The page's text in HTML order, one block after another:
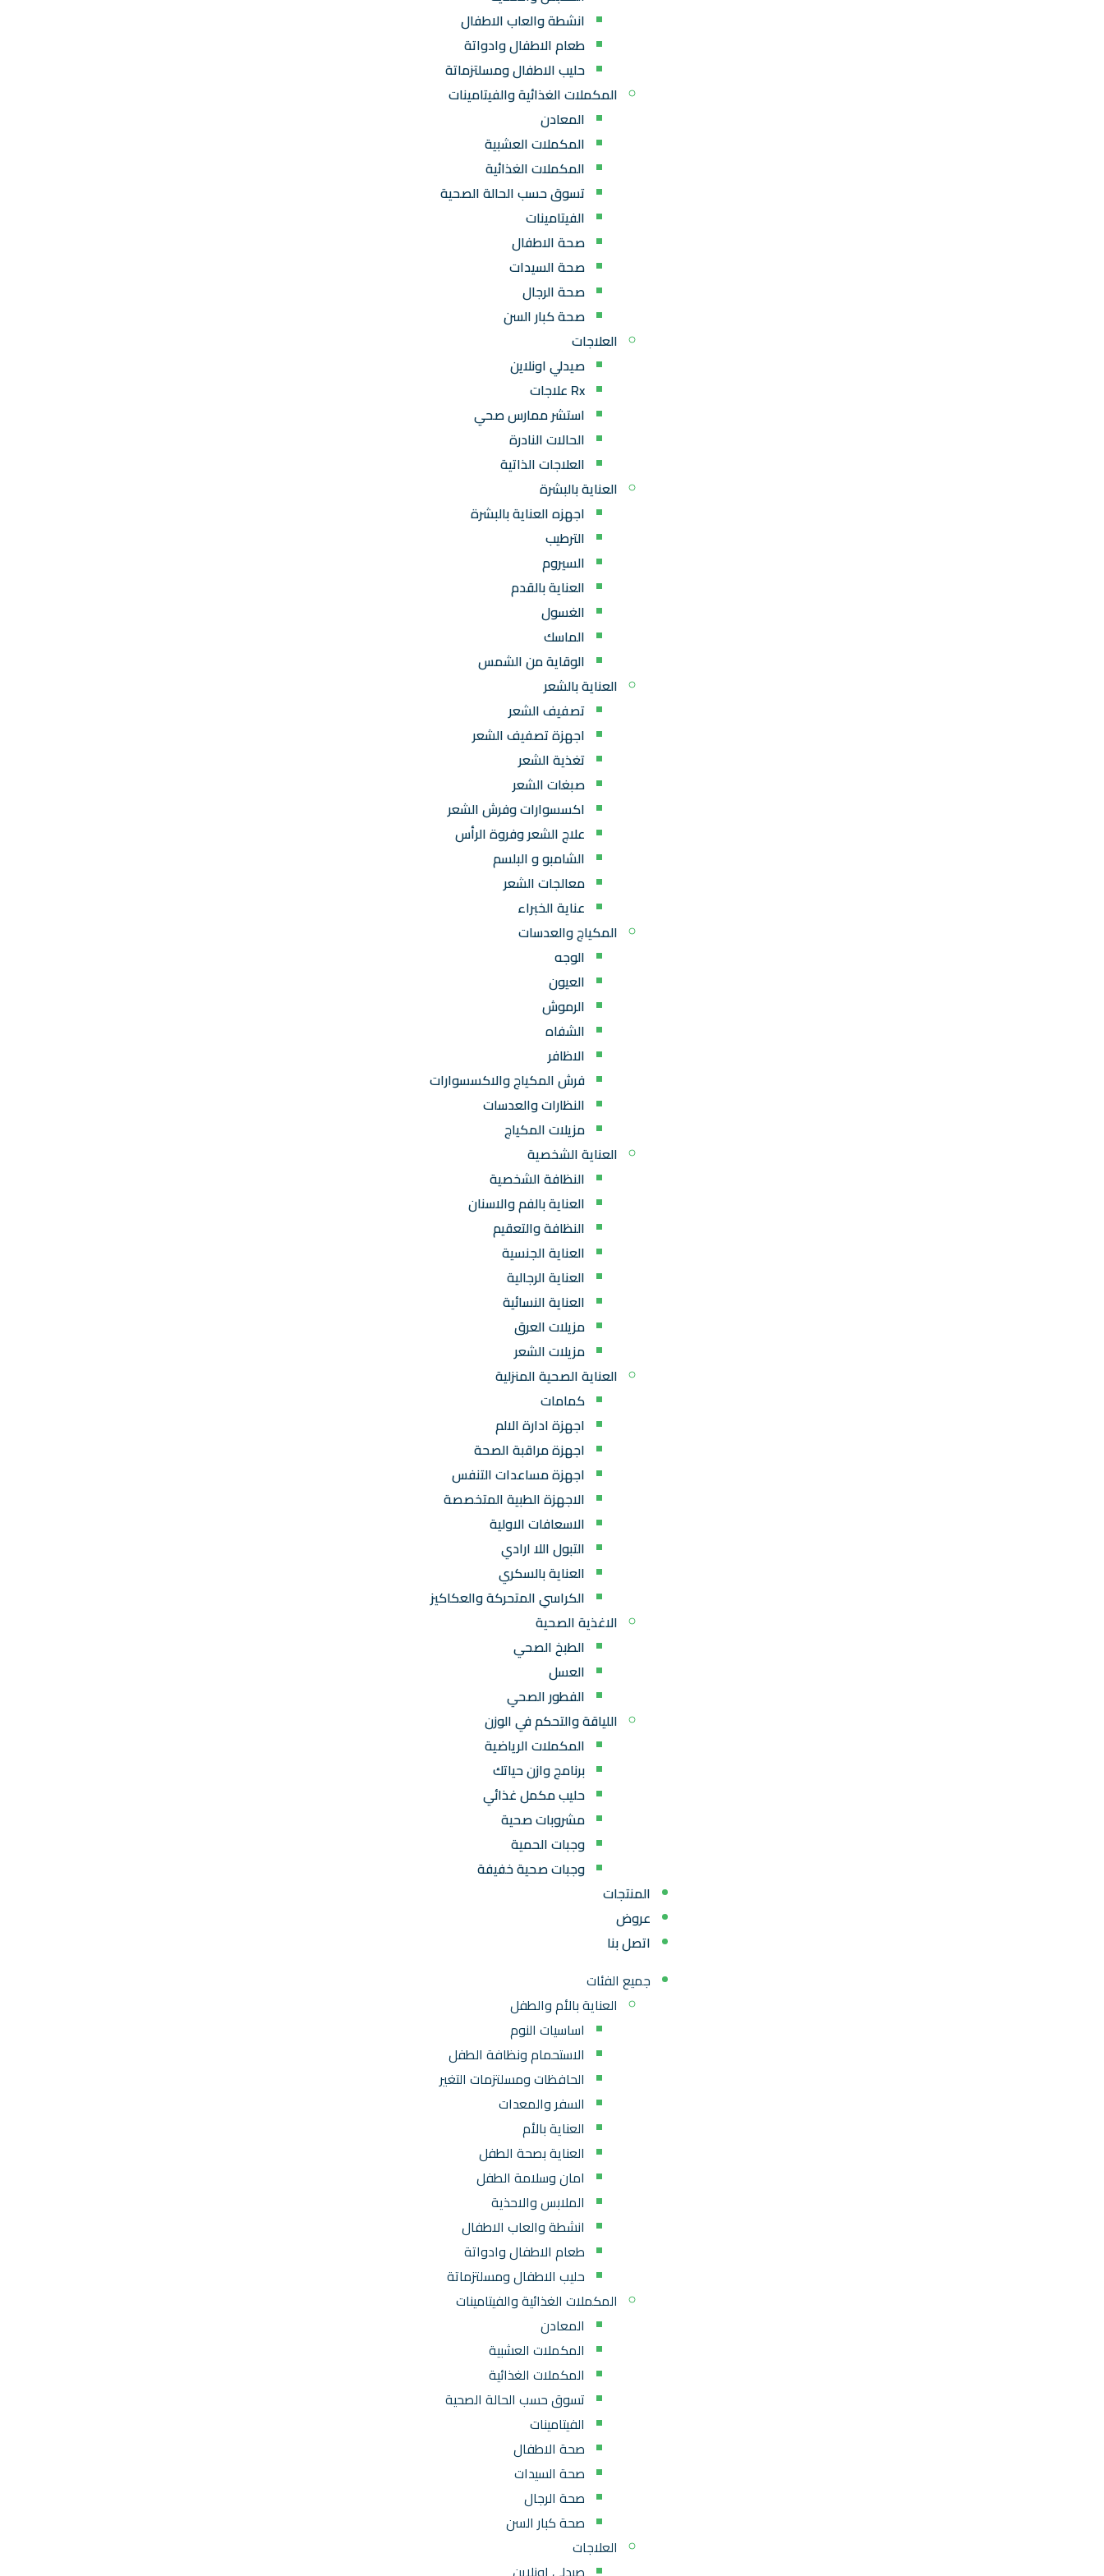
انشطة والعاب الاطفال
طعام الاطفال وادواتة
حليب الاطفال ومسلتزماتة
المكملات الغذائية والفيتامينات
المعادن
المكملات العشبية
المكملات الغذائية
تسوق حسب الحالة الصحية
الفيتامينات
صحة الاطفال
صحة السيدات
صحة الرجال
صحة كبار السن
العلاجات
صيدلي اونلاين
Rx علاجات
استشر ممارس صحي
الحالات النادرة
العلاجات الذاتية
العناية بالبشرة
اجهزه العناية بالبشرة
الترطيب
السيروم
العناية بالقدم
الغسول
الماسك
الوقاية من الشمس
العناية بالشعر
تصفيف الشعر
اجهزة تصفيف الشعر
تغذية الشعر
صبغات الشعر
اكسسوارات وفرش الشعر
علاج الشعر وفروة الرأس
الشامبو و البلسم
معالجات الشعر
عناية الخبراء
المكياج والعدسات
الوجه
العيون
الرموش
الشفاه
الاظافر
فرش المكياج والاكسسوارات
النظارات والعدسات
مزيلات المكياج
العناية الشخصية
النظافة الشخصية
العناية بالفم والاسنان
النظافة والتعقيم
العناية الجنسية
العناية الرجالية
العناية النسائية
مزيلات العرق
مزيلات الشعر
العناية الصحية المنزلية
كمامات
اجهزة ادارة الالم
اجهزة مراقبة الصحة
اجهزة مساعدات التنفس
الاجهزة الطبية المتخصصة
الاسعافات الاولية
التبول اللا ارادي
العناية بالسكري
الكراسي المتحركة والعكاكيز
الاغذية الصحية
الطبخ الصحي
العسل
الفطور الصحي
اللياقة والتحكم في الوزن
المكملات الرياضية
برنامج وازن حياتك
حليب مكمل غذائي
مشروبات صحية
وجبات الحمية
وجبات صحية خفيفة
المنتجات
عروض
اتصل بنا
جميع الفئات
العناية بالأم والطفل
اساسيات النوم
الاستحمام ونظافة الطفل
الحافظات ومسلتزمات التغير
السفر والمعدات
العناية بالأم
العناية بصحة الطفل
امان وسلامة الطفل
الملابس والاحذية
انشطة والعاب الاطفال
طعام الاطفال وادواتة
حليب الاطفال ومسلتزماتة
المكملات الغذائية والفيتامينات
المعادن
المكملات العشبية
المكملات الغذائية
تسوق حسب الحالة الصحية
الفيتامينات
صحة الاطفال
صحة السيدات
صحة الرجال
صحة كبار السن
العلاجات